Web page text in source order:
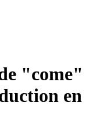
"come"
en